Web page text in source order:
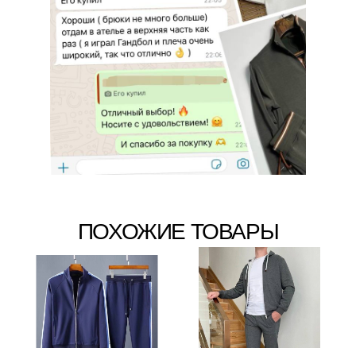
ПОХОЖИЕ ТОВАРЫ